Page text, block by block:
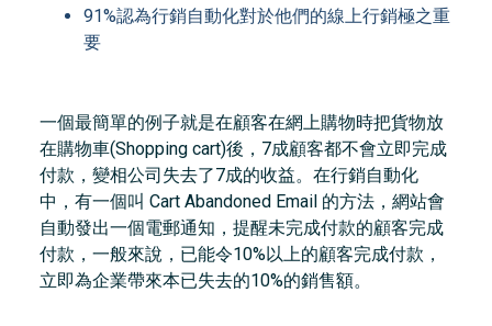
91%認為行銷自動化對於他們的線上行銷極之重
要
一個最簡單的例子就是在顧客在網上購物時把貨物放
在購物車(Shopping cart)後，7成顧客都不會立即完成
付款，變相公司失去了7成的收益。在行銷自動化
中，有一個叫 Cart Abandoned Email 的方法，網站會
自動發出一個電郵通知，提醒未完成付款的顧客完成
付款，一般來說，已能令10%以上的顧客完成付款，
立即為企業帶來本已失去的10%的銷售額。